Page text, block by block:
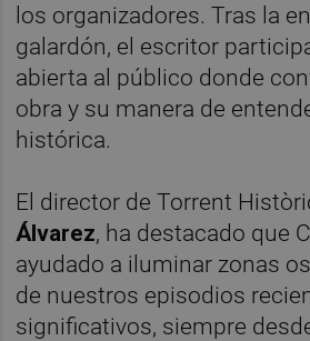
los organizadores. Tras la
galardón, el escritor
abierta al público donde
obra y su manera de
histórica.
El director de Torrent
Álvarez, ha destacado que
ayudado a iluminar zonas
de nuestros episodios
significativos, siempre